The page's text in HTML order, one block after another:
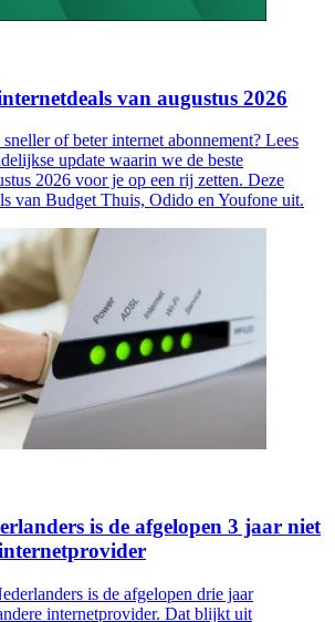
van augustus 2026
of beter internet abonnement? Lees
update waarin we de beste
2026 voor je op een rij zetten. Deze
van Budget Thuis, Odido en Youfone uit.
is de afgelopen 3 jaar niet
is de afgelopen drie jaar
internetprovider. Dat blijkt uit